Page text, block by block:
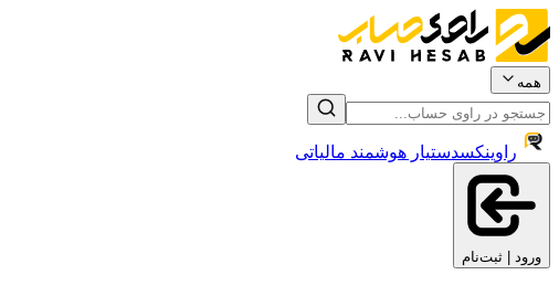
همه
راوینکسدستیار هوشمند مالیاتی
ورود | ثبت‌نام